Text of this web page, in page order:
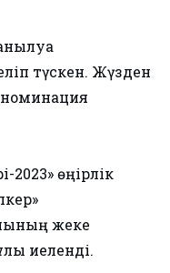
түскен. Жүзден
номинация
2023» өңірлік
жеке
иеленді.